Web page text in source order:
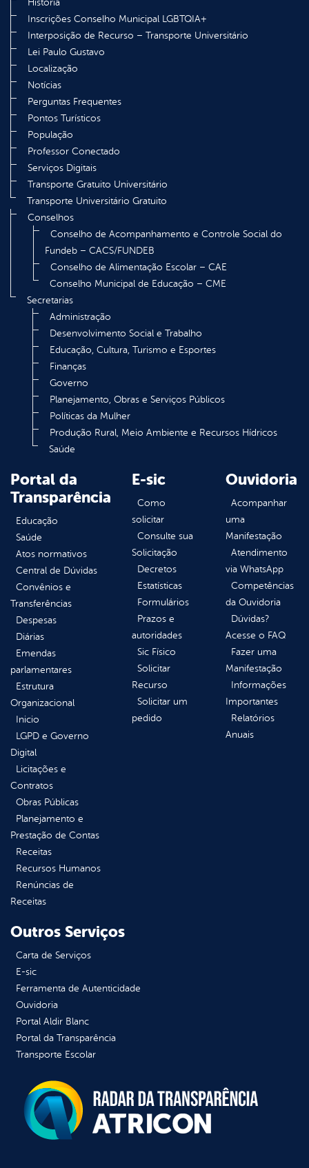
História
Inscrições Conselho Municipal LGBTQIA+
Interposição de Recurso – Transporte Universitário
Lei Paulo Gustavo
Localização
Notícias
Perguntas Frequentes
Pontos Turísticos
População
Professor Conectado
Serviços Digitais
Transporte Gratuito Universitário
Transporte Universitário Gratuito
Conselhos
Conselho de Acompanhamento e Controle Social do
Fundeb – CACS/FUNDEB
Conselho de Alimentação Escolar – CAE
Conselho Municipal de Educação – CME
Secretarias
Administração
Desenvolvimento Social e Trabalho
Educação, Cultura, Turismo e Esportes
Finanças
Governo
Planejamento, Obras e Serviços Públicos
Políticas da Mulher
Produção Rural, Meio Ambiente e Recursos Hídricos
Saúde
Portal da
Transparência
Educação
Saúde
Atos normativos
Central de Dúvidas
Convênios e
Transferências
Despesas
Diárias
Emendas
parlamentares
Estrutura
Organizacional
Inicio
LGPD e Governo
Digital
Licitações e
Contratos
Obras Públicas
Planejamento e
Prestação de Contas
Receitas
Recursos Humanos
Renúncias de
Receitas
E-sic
Como
solicitar
Consulte sua
Solicitação
Decretos
Estatísticas
Formulários
Prazos e
autoridades
Sic Físico
Solicitar
Recurso
Solicitar um
pedido
Ouvidoria
Acompanhar
uma
Manifestação
Atendimento
via WhatsApp
Competências
da Ouvidoria
Dúvidas?
Acesse o FAQ
Fazer uma
Manifestação
Informações
Importantes
Relatórios
Anuais
Outros Serviços
Carta de Serviços
E-sic
Ferramenta de Autenticidade
Ouvidoria
Portal Aldir Blanc
Portal da Transparência
Transporte Escolar